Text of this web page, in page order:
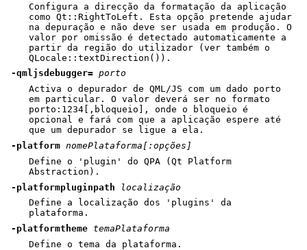
Configura a direcção da formatação da aplicação
como Qt::RightToLeft. Esta opção pretende ajudar
na depuração e não deve ser usada em produção. O
valor por omissão é detectado automaticamente a
partir da região do utilizador (ver também o
QLocale::textDirection()).
-qmljsdebugger= porto
Activa o depurador de QML/JS com um dado porto
em particular. O valor deverá ser no formato
porto:1234[,bloqueio], onde o bloqueio é
opcional e fará com que a aplicação espere até
que um depurador se ligue a ela.
-platform nomePlataforma[:opções]
Define o 'plugin' do QPA (Qt Platform
Abstraction).
-platformpluginpath
localização
Define a localização dos 'plugins' da
plataforma.
-platformtheme temaPlataforma
Define o tema da plataforma.